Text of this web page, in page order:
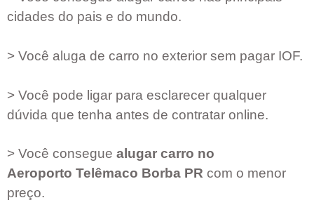
cidades do pais e do mundo.
> Você aluga de carro no exterior sem pagar IOF.
> Você pode ligar para esclarecer qualquer
dúvida que tenha antes de contratar online.
> Você consegue alugar carro no
Aeroporto Telêmaco Borba PR com o menor
preço.